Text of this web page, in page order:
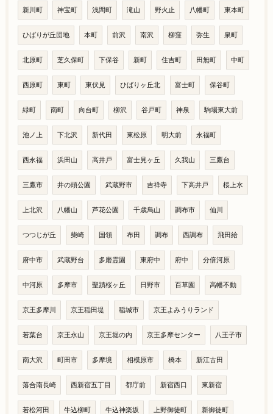
新川町 神宝町 浅間町 滝山 野火止 八幡町 東本町
ひばりが丘団地 本町 前沢 南沢 柳窪 弥生 泉町
北原町 芝久保町 下保谷 新町 住吉町 田無町 中町
西原町 東町 東伏見 ひばりヶ丘北 富士町 保谷町
緑町 南町 向台町 柳沢 谷戸町 神泉 駒場東大前
池ノ上 下北沢 新代田 東松原 明大前 永福町
西永福 浜田山 高井戸 富士見ヶ丘 久我山 三鷹台
三鷹市 井の頭公園 武蔵野市 吉祥寺 下高井戸 桜上水
上北沢 八幡山 芦花公園 千歳烏山 調布市 仙川
つつじが丘 柴崎 国領 布田 調布 西調布 飛田給
府中市 武蔵野台 多磨霊園 東府中 府中 分倍河原
中河原 多摩市 聖蹟桜ヶ丘 日野市 百草園 高幡不動
京王多摩川 京王稲田堤 稲城市 京王よみうりランド
若葉台 京王永山 京王堀の内 京王多摩センター 八王子市
南大沢 町田市 多摩境 相模原市 橋本 新江古田
落合南長崎 西新宿五丁目 都庁前 新宿西口 東新宿
若松河田 牛込柳町 牛込神楽坂 上野御徒町 新御徒町